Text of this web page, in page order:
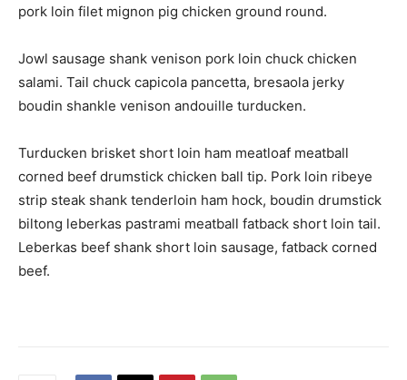
pork loin filet mignon pig chicken ground round.
Jowl sausage shank venison pork loin chuck chicken
salami. Tail chuck capicola pancetta, bresaola jerky
boudin shankle venison andouille turducken.
Turducken brisket short loin ham meatloaf meatball
corned beef drumstick chicken ball tip. Pork loin ribeye
strip steak shank tenderloin ham hock, boudin drumstick
biltong leberkas pastrami meatball fatback short loin tail.
Leberkas beef shank short loin sausage, fatback corned
beef.